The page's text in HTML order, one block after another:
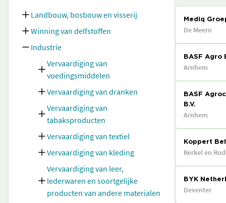
Landbouw, bosbouw en visserij
Winning van delfstoffen
Industrie
Vervaardiging van
voedingsmiddelen
Vervaardiging van dranken
Vervaardiging van
tabaksproducten
Vervaardiging van textiel
Vervaardiging van kleding
Vervaardiging van leer,
lederwaren en soortgelijke
producten van andere materialen
Mediq
De Meern
BASF Agro
Arnhem
BASF
B.V.
Arnhem
Koppert
Berkel en
BYK
Deventer